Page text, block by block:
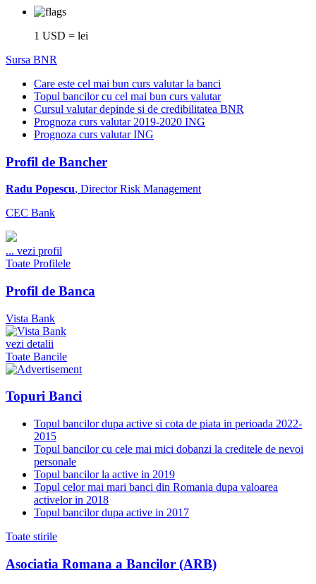
1 USD = lei
Sursa BNR
Care este cel mai bun curs valutar la banci
Topul bancilor cu cel mai bun curs valutar
Cursul valutar depinde si de credibilitatea BNR
Prognoza curs valutar 2019-2020 ING
Prognoza curs valutar ING
Profil de Bancher
Radu Popescu, Director Risk Management
CEC Bank
... vezi profil
Toate Profilele
Profil de Banca
Vista Bank
vezi detalii
Toate Bancile
Topuri Banci
Topul bancilor dupa active si cota de piata in perioada 2022-
2015
Topul bancilor cu cele mai mici dobanzi la creditele de nevoi
personale
Topul bancilor la active in 2019
Topul celor mai mari banci din Romania dupa valoarea
activelor in 2018
Topul bancilor dupa active in 2017
Toate stirile
Asociatia Romana a Bancilor (ARB)